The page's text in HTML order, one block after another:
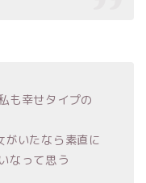
も幸せタイプの
いたなら素直に
なって思う